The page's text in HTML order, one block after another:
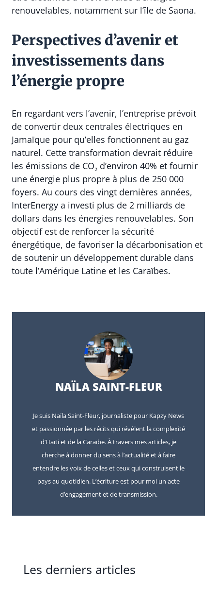
renouvelables, notamment sur l’île de Saona.
Perspectives d’avenir et
investissements dans
l’énergie propre
En regardant vers l’avenir, l’entreprise prévoit
de convertir deux centrales électriques en
Jamaïque pour qu’elles fonctionnent au gaz
naturel. Cette transformation devrait réduire
les émissions de CO₂ d’environ 40% et fournir
une énergie plus propre à plus de 250 000
foyers. Au cours des vingt dernières années,
InterEnergy a investi plus de 2 milliards de
dollars dans les énergies renouvelables. Son
objectif est de renforcer la sécurité
énergétique, de favoriser la décarbonisation et
de soutenir un développement durable dans
toute l’Amérique Latine et les Caraïbes.
NAÏLA SAINT-FLEUR
Je suis Naïla Saint-Fleur, journaliste pour Kapzy News
et passionnée par les récits qui révèlent la complexité
d’Haïti et de la Caraïbe. À travers mes articles, je
cherche à donner du sens à l’actualité et à faire
entendre les voix de celles et ceux qui construisent le
pays au quotidien. L’écriture est pour moi un acte
d’engagement et de transmission.
Les derniers articles